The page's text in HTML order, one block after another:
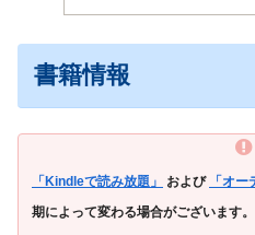
書籍情報
「Kindleで読み放題」 および 「オ
期によって変わる場合がございます。